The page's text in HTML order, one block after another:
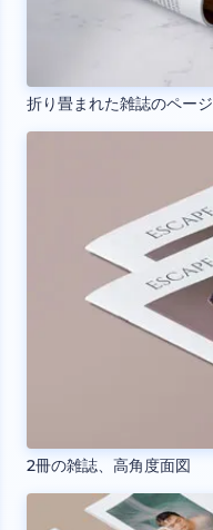
折り畳まれた雑誌のページ
2冊の雑誌、高角度面図